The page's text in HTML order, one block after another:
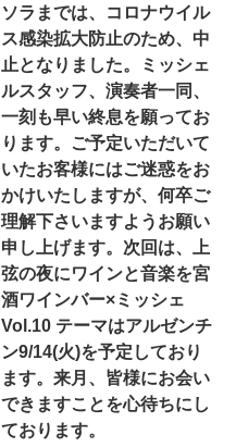
ソラまでは、コロナウイル
ス感染拡大防止のため、中
止となりました。ミッシェ
ルスタッフ、演奏者一同、
一刻も早い終息を願ってお
ります。ご予定いただいて
いたお客様にはご迷惑をお
かけいたしますが、何卒ご
理解下さいますようお願い
申し上げます。次回は、上
弦の夜にワインと音楽を宮
酒ワインバー×ミッシェ
Vol.10 テーマはアルゼンチ
ン9/14(火)を予定しており
ます。来月、皆様にお会い
できますことを心待ちにし
ております。